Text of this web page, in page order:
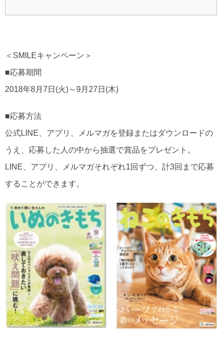
＜SMILEキャンペーン＞
■応募期間
2018年8月7日(火)～9月27日(木)
■応募方法
公式LINE、アプリ、メルマガを登録またはダウンロードの
うえ、応募した人の中から抽選で賞品をプレゼント。
LINE、アプリ、メルマガそれぞれ1回ずつ、計3回まで応募
することができます。